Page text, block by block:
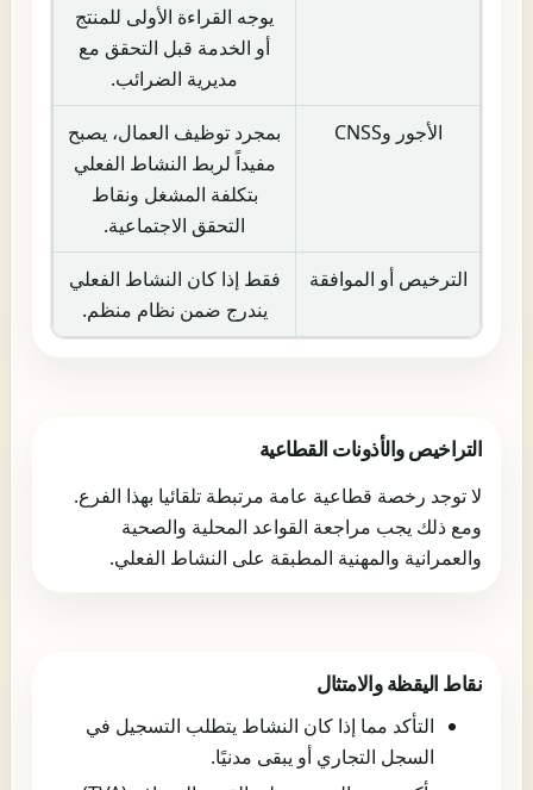
يوجه القراءة الأولى للمنتج
أو الخدمة قبل التحقق مع
مديرية الضرائب.
الأجور وCNSS
بمجرد توظيف العمال، يصبح
مفيداً لربط النشاط الفعلي
بتكلفة المشغل ونقاط
التحقق الاجتماعية.
الترخيص أو الموافقة
فقط إذا كان النشاط الفعلي
يندرج ضمن نظام منظم.
التراخيص والأذونات القطاعية
لا توجد رخصة قطاعية عامة مرتبطة تلقائيا بهذا الفرع.
ومع ذلك يجب مراجعة القواعد المحلية والصحية
والعمرانية والمهنية المطبقة على النشاط الفعلي.
نقاط اليقظة والامتثال
التأكد مما إذا كان النشاط يتطلب التسجيل في
السجل التجاري أو يبقى مدنيًا.